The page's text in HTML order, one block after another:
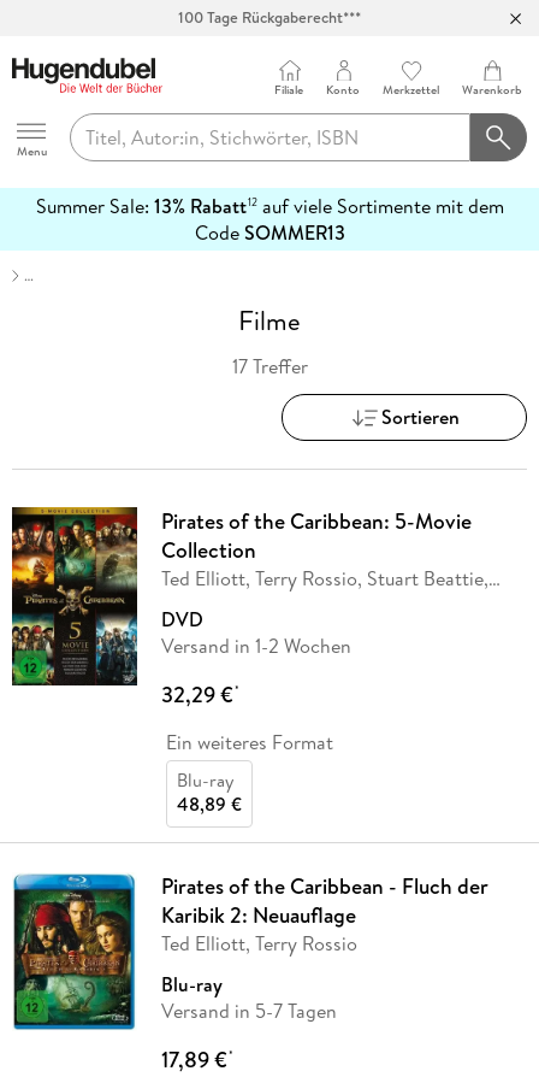
100 Tage Rückgaberecht***
Hugendubel
Menu
Filiale Konto Merkzettel Warenkorb
Summer Sale: 13% Rabatt12auf viele Sortimente mit dem
CodeSOMMER13
erfahren
…
Filme
17 Treffer
Sortieren
Pirates of the Caribbean: 5-Movie
Collection
Ted Elliott, Terry Rossio, Stuart Beattie,
DVD
Versand in 1-2 Wochen
32,29 €*
Ein weiteres Format
Blu-ray
48,89 €
Pirates of the Caribbean - Fluch der
Karibik 2: Neuauflage
Ted Elliott, Terry Rossio
Blu-ray
Versand in 5-7 Tagen
17,89 €*